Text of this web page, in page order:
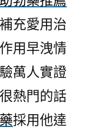
充愛用治
用早洩情
萬人實證
熱門的話
採用他達